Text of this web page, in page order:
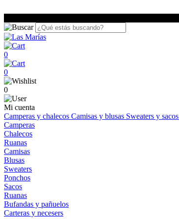
0
0
0
Mi cuenta
Camperas y chalecos Camisas y blusas Sweaters y sacos
Camperas
Chalecos
Ruanas
Camisas
Blusas
Sweaters
Ponchos
Sacos
Ruanas
Bufandas y pañuelos
Carteras y necesers